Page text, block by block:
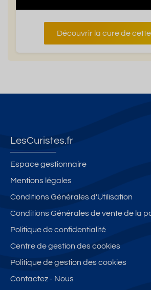
Découvrir la cure de
LesCuristes.fr
Espace gestionnaire
Mentions légales
Conditions Générales d'Utilisation
Conditions Générales de vente de la
Politique de confidentialité
Centre de gestion des cookies
Politique de gestion des cookies
Contactez - Nous